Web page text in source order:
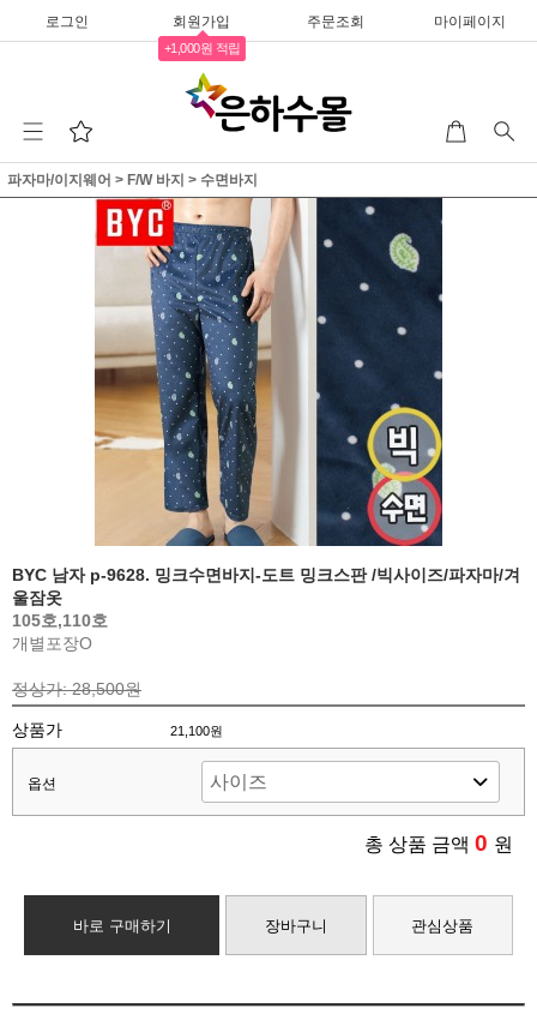
로그인 회원가입
+1,000원 적립
주문조회 마이페이지
파자마/이지웨어 > F/W 바지 > 수면바지
BYC 남자 p-9628. 밍크수면바지-도트 밍크스판 /빅사이즈/파자마/겨
울잠옷
105호,110호
개별포장O
정상가: 28,500원
상품가 21,100원
옵션
총 상품 금액 0 원
바로 구매하기 장바구니 관심상품